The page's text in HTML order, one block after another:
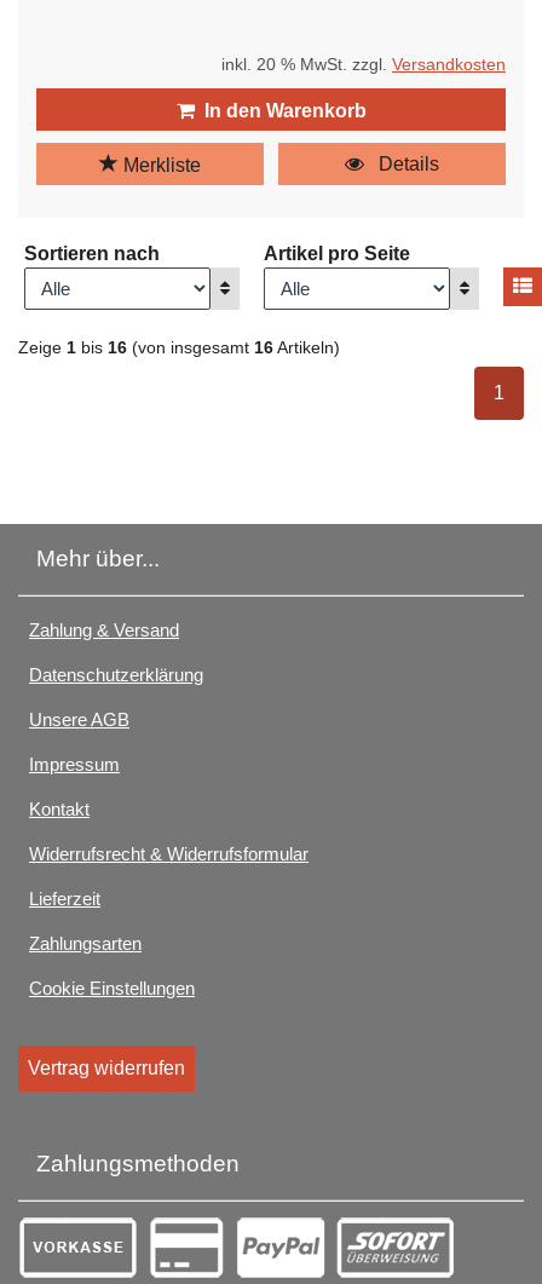
inkl. 20 % MwSt. zzgl. Versandkosten
In den Warenkorb
Merkliste Details
Sortieren nach
Anzeigen
Artikel pro Seite
Anzeigen
Zeige 1 bis 16 (von insgesamt 16 Artikeln)
1
Mehr über...
Zahlung & Versand
Datenschutzerklärung
Unsere AGB
Impressum
Kontakt
Widerrufsrecht & Widerrufsformular
Lieferzeit
Zahlungsarten
Cookie Einstellungen
Vertrag widerrufen
Zahlungsmethoden